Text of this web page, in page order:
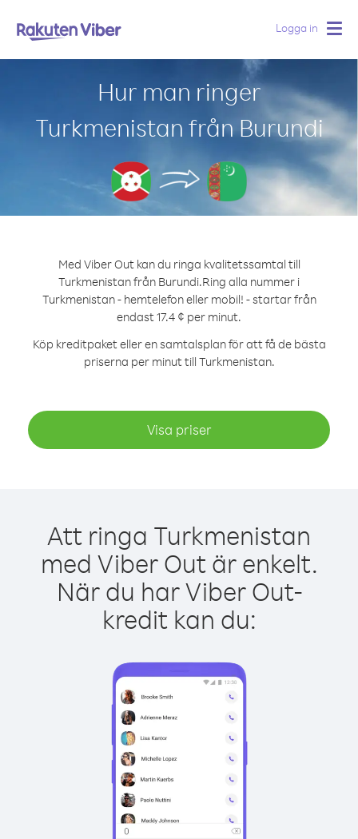
Logga in
Hur man ringer
Turkmenistan från Burundi
Med Viber Out kan du ringa kvalitetssamtal till
Turkmenistan från Burundi.Ring alla nummer i
Turkmenistan - hemtelefon eller mobil! - startar från
endast 17.4 ¢ per minut.
Köp kreditpaket eller en samtalsplan för att få de bästa
priserna per minut till Turkmenistan.
Visa priser
Att ringa Turkmenistan
med Viber Out är enkelt.
När du har Viber Out-
kredit kan du: